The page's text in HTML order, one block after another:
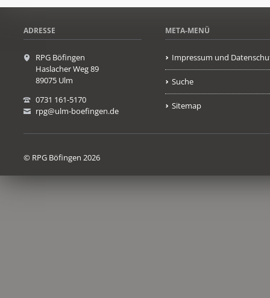
ADRESSE
RPG Böfingen
Haslacher Weg 89
89075 Ulm
0731 161-5170
rpg@ulm-boefingen.de
META-MENÜ
Impressum und
Suche
Sitemap
© RPG Böfingen 2026